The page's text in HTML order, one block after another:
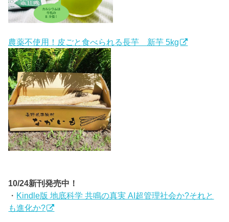
農薬不使用！皮ごと食べられる長芋 新芋 5kg
10/24新刊発売中！
・ Kindle版 地底科学 共鳴の真実 AI超管理社会か?それと
も進化か?